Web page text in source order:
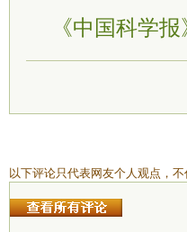
《中国科学
以下评论只代表网友个人观点，不